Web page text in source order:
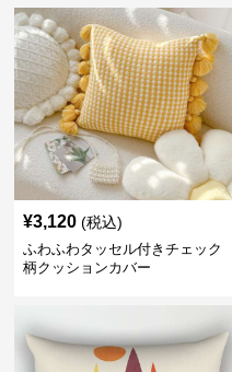
¥3,120 (税込)
ふわふわタッセル付きチェック
柄クッションカバー